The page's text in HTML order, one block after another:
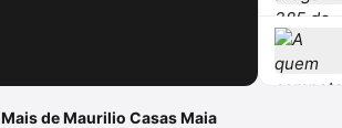
Mais de Maurilio Casas Maia